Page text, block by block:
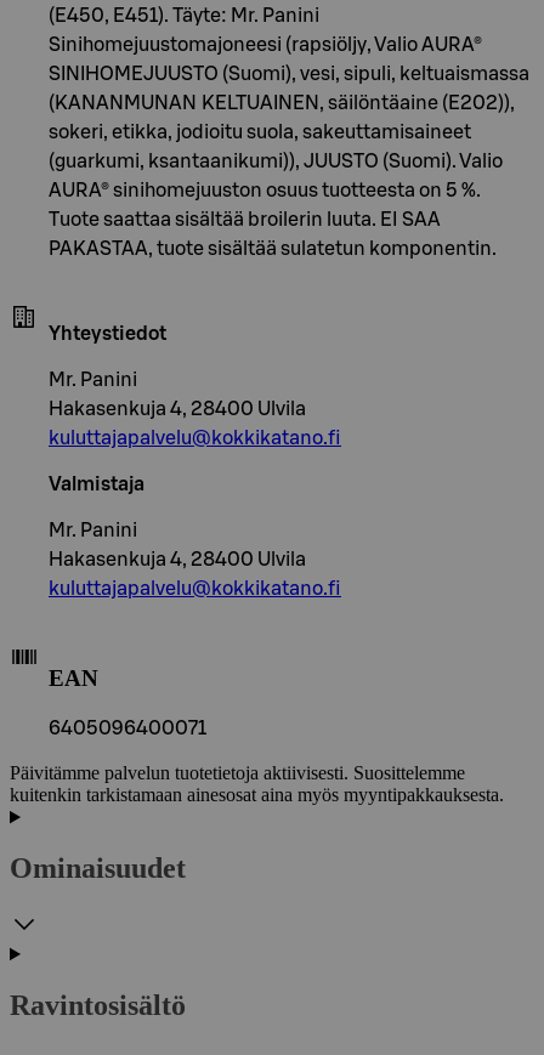
(E450, E451). Täyte: Mr. Panini
Sinihomejuustomajoneesi (rapsiöljy, Valio AURA®
SINIHOMEJUUSTO (Suomi), vesi, sipuli, keltuaismassa
(KANANMUNAN KELTUAINEN, säilöntäaine (E202)),
sokeri, etikka, jodioitu suola, sakeuttamisaineet
(guarkumi, ksantaanikumi)), JUUSTO (Suomi). Valio
AURA® sinihomejuuston osuus tuotteesta on 5 %.
Tuote saattaa sisältää broilerin luuta. EI SAA
PAKASTAA, tuote sisältää sulatetun komponentin.
Yhteystiedot
Mr. Panini
Hakasenkuja 4, 28400 Ulvila
kuluttajapalvelu@kokkikatano.fi
Valmistaja
Mr. Panini
Hakasenkuja 4, 28400 Ulvila
kuluttajapalvelu@kokkikatano.fi
EAN
6405096400071
Päivitämme palvelun tuotetietoja aktiivisesti. Suosittelemme
kuitenkin tarkistamaan ainesosat aina myös myyntipakkauksesta.
Ominaisuudet
Ravintosisältö